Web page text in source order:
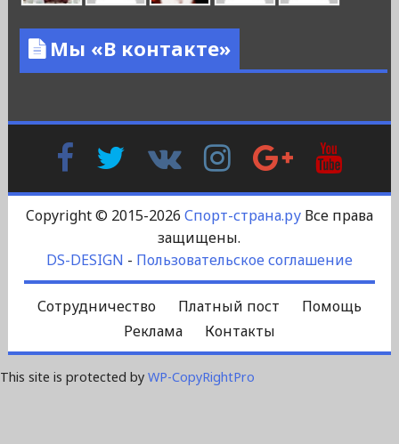
Мы «В контакте»
FacebookTwitter
Контакте
InstagramGoogle
Plus
Copyright © 2015-2026 Спорт-страна.руВсе права
защищены.
DS-DESIGN - Пользовательское соглашение
Сотрудничество Платный пост
Помощь
Реклама
Контакты
This site is protected by WP-CopyRightPro